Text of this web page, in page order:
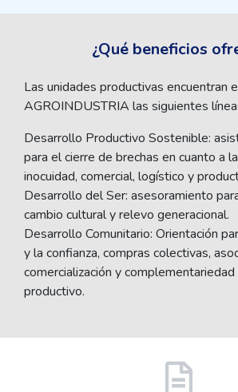
¿Qué beneficios
Las unidades productivas encuentran
AGROINDUSTRIA las siguientes
Desarrollo Productivo Sostenible:
para el cierre de brechas en cuanto a
inocuidad, comercial, logístico y
Desarrollo del Ser: asesoramiento
cambio cultural y relevo generacional.
Desarrollo Comunitario: Orientación
y la confianza, compras colectivas,
comercialización y
productivo.